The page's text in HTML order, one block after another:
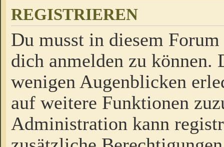
REGISTRIEREN
Du musst in diesem
dich anmelden zu
wenigen Augenblicken
auf weitere Funktionen
Administration kann